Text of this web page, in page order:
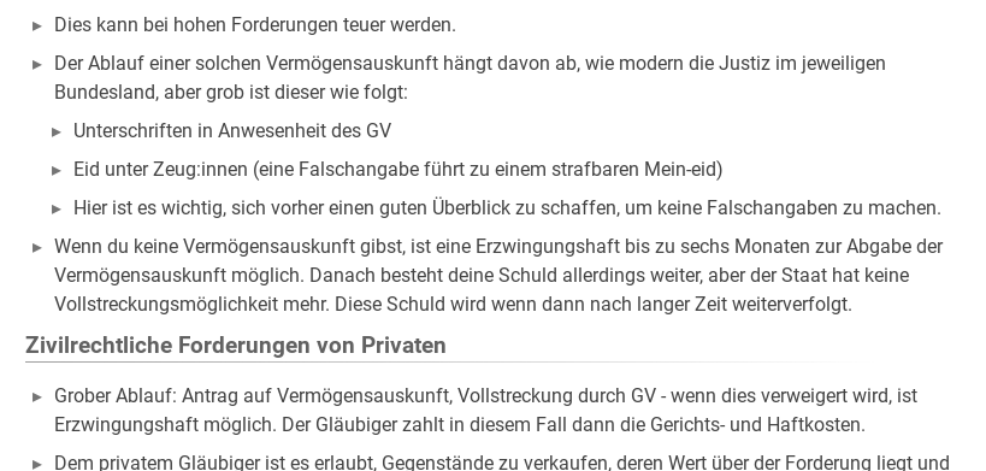
Dies kann bei hohen Forderungen teuer werden.
Der Ablauf einer solchen Vermögensauskunft hängt davon ab, wie modern die Justiz im jeweiligen
Bundesland, aber grob ist dieser wie folgt:
Unterschriften in Anwesenheit des GV
Eid unter Zeug:innen (eine Falschangabe führt zu einem strafbaren Mein-eid)
Hier ist es wichtig, sich vorher einen guten Überblick zu schaffen, um keine Falschangaben zu machen.
Wenn du keine Vermögensauskunft gibst, ist eine Erzwingungshaft bis zu sechs Monaten zur Abgabe der
Vermögensauskunft möglich. Danach besteht deine Schuld allerdings weiter, aber der Staat hat keine
Vollstreckungsmöglichkeit mehr. Diese Schuld wird wenn dann nach langer Zeit weiterverfolgt.
Zivilrechtliche Forderungen von Privaten
Grober Ablauf: Antrag auf Vermögensauskunft, Vollstreckung durch GV - wenn dies verweigert wird, ist
Erzwingungshaft möglich. Der Gläubiger zahlt in diesem Fall dann die Gerichts- und Haftkosten.
Dem privatem Gläubiger ist es erlaubt, Gegenstände zu verkaufen, deren Wert über der Forderung liegt und